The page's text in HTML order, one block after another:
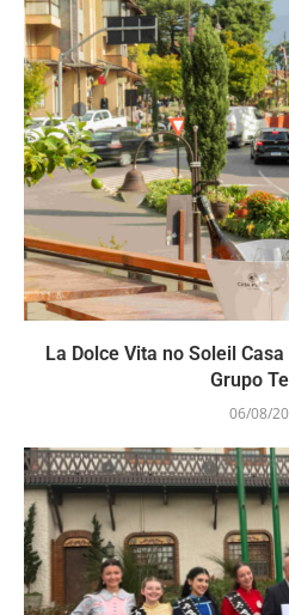
La Dolce Vita no Soleil
Grupo
06/08/